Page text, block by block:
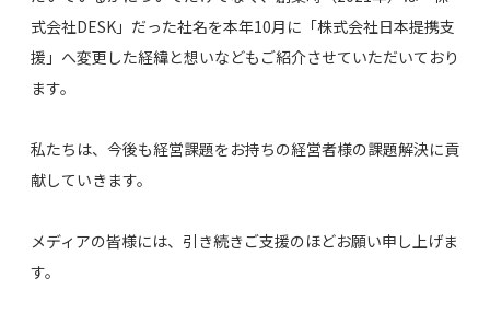
式会社DESK」だった社名を本年10月に「株式会社日本提携支
援」へ変更した経緯と想いなどもご紹介させていただいており
ます。
私たちは、今後も経営課題をお持ちの経営者様の課題解決に貢
献していきます。
メディアの皆様には、引き続きご支援のほどお願い申し上げま
す。